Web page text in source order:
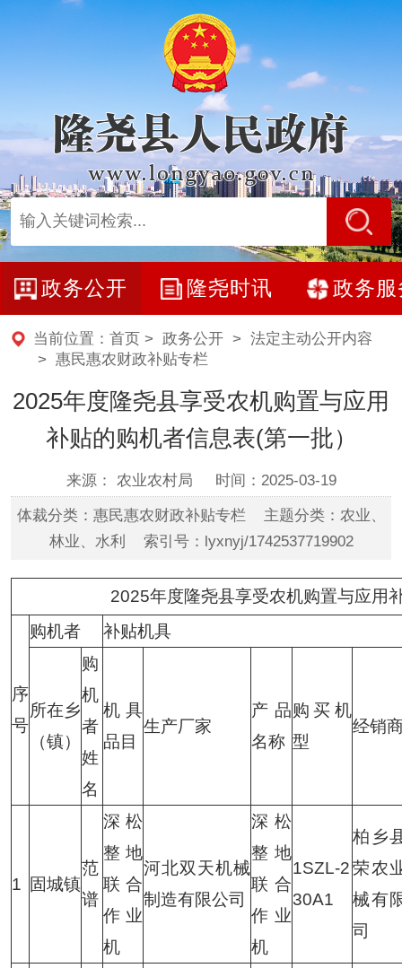
政务公开 隆尧时讯 政务服
当前位置： 首页 > 政务公开> 法定主动公开内容
> 惠民惠农财政补贴专栏
2025年度隆尧县享受农机购置与应用
补贴的购机者信息表(第一批）
来源： 农业农村局 时间：2025-03-19
体裁分类：惠民惠农财政补贴专栏 主题分类：农业、
林业、水利 索引号：lyxnyj/1742537719902
2025年度隆尧县享受农机购置与应用补贴
序
号
购机者 补贴机具
所在乡
（镇）
购
机
者
姓
名
机具
品目
生产厂家
产品
名称
购买机
型
经销
1 固城镇
范
谱
深松
整地
联合
作业
机
河北双天机械
制造有限公司
深松
整地
联合
作业
机
1SZL-2
30A1
柏乡
荣农
械有
司